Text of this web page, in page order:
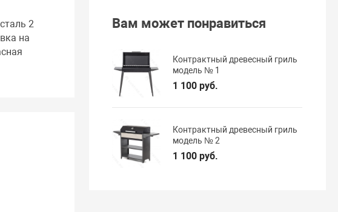
2
на
Вам может понравиться
Контрактный древесный гриль
модель № 1
1 100 руб.
Контрактный древесный гриль
модель № 2
1 100 руб.